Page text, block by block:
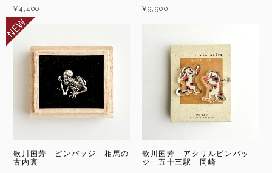
¥4,400 ¥9,900
歌川国芳 ピンバッジ 相馬の
古内裏
歌川国芳 アクリルピンバッ
ジ 五十三駅 岡崎